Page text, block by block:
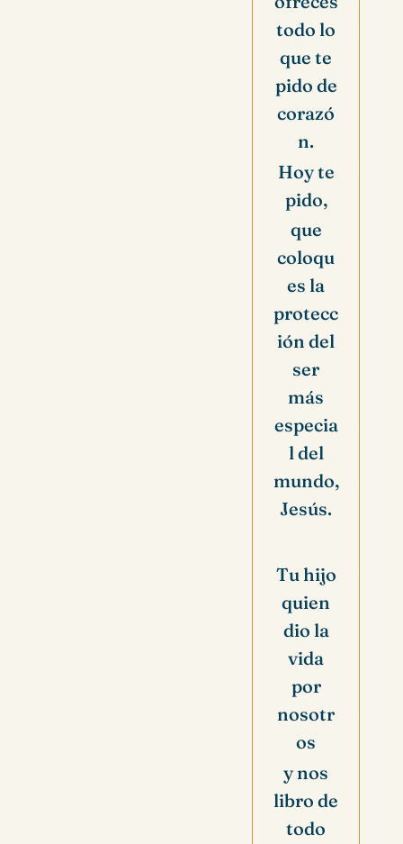
todo lo
que te
pido de
corazó
n.
Hoy te
pido,
que
coloqu
es la
protecc
ión del
ser
más
especia
l del
mundo,
Jesús.
Tu hijo
quien
dio la
vida
por
nosotr
os
y nos
libro de
todo